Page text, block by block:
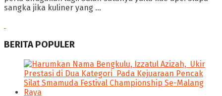
sangka jika kuliner yang ...
BERITA POPULER